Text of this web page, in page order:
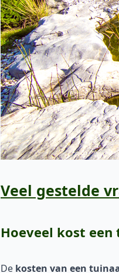
Veel gestelde
Hoeveel kost
De kosten van een